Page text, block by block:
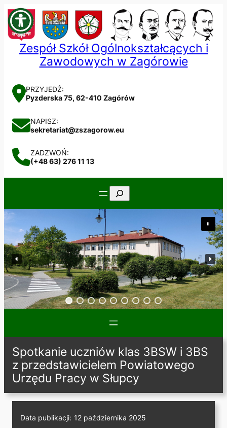
Przejdź
do
treści
Zespół Szkół Ogólnokształcących i
Zawodowych w Zagórowie
PRZYJEDŹ:
Pyzderska 75, 62-410 Zagórów
NAPISZ:
sekretariat@zszagorow.eu
ZADZWOŃ:
(+48 63) 276 11 13
Szukaj
Spotkanie uczniów klas 3BSW i 3BS
z przedstawicielem Powiatowego
Urzędu Pracy w Słupcy
Data publikacji: 12 października 2025